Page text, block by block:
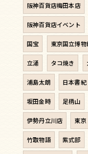
阪神百貨店梅田本店
阪神百貨店イベント
国宝 東京国立博物
立涌 タコ焼き
浦島太朗 日本書紀
坂田金時 足柄山
伊勢丹立川店 東京
竹取物語 紫式部